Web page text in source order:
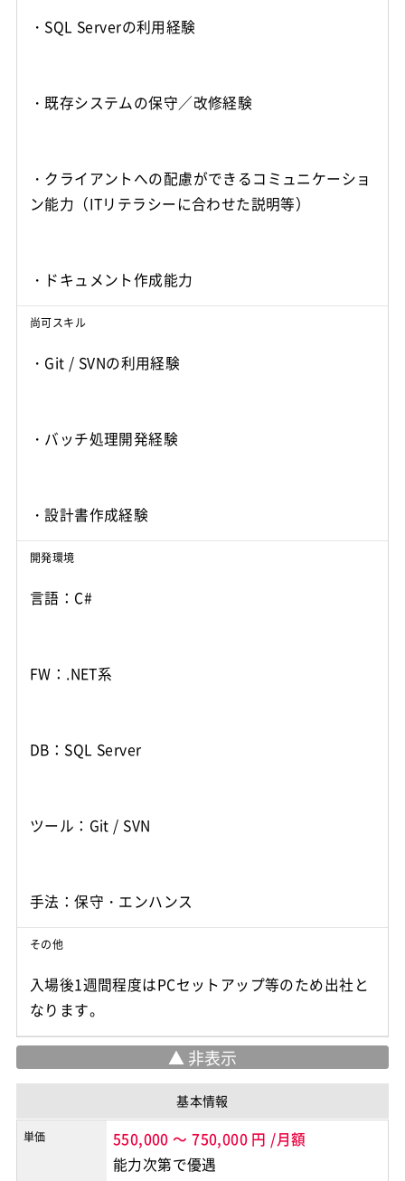
・SQL Serverの利用経験
・既存システムの保守／改修経験
・クライアントへの配慮ができるコミュニケーショ
ン能力（ITリテラシーに合わせた説明等）
・ドキュメント作成能力
尚可スキル
・Git / SVNの利用経験
・バッチ処理開発経験
・設計書作成経験
開発環境
言語：C#
FW：.NET系
DB：SQL Server
ツール：Git / SVN
手法：保守・エンハンス
その他
入場後1週間程度はPCセットアップ等のため出社と
なります。
基本情報
単価 550,000 ～750,000 円 /月額
能力次第で優遇